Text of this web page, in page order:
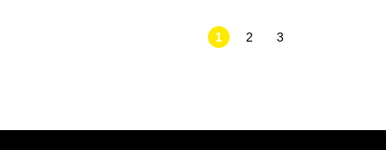
1 2 3